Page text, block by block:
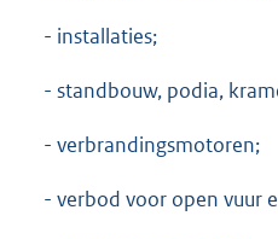
- installaties;
- standbouw, podia,
- verbrandingsmotoren;
- verbod voor open vuur